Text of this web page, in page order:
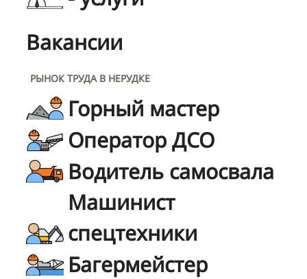
Вакансии
РЫНОК ТРУДА В НЕРУДКЕ
Горный мастер
Оператор ДСО
Водитель самосвала
Машинист
спецтехники
Багермейстер